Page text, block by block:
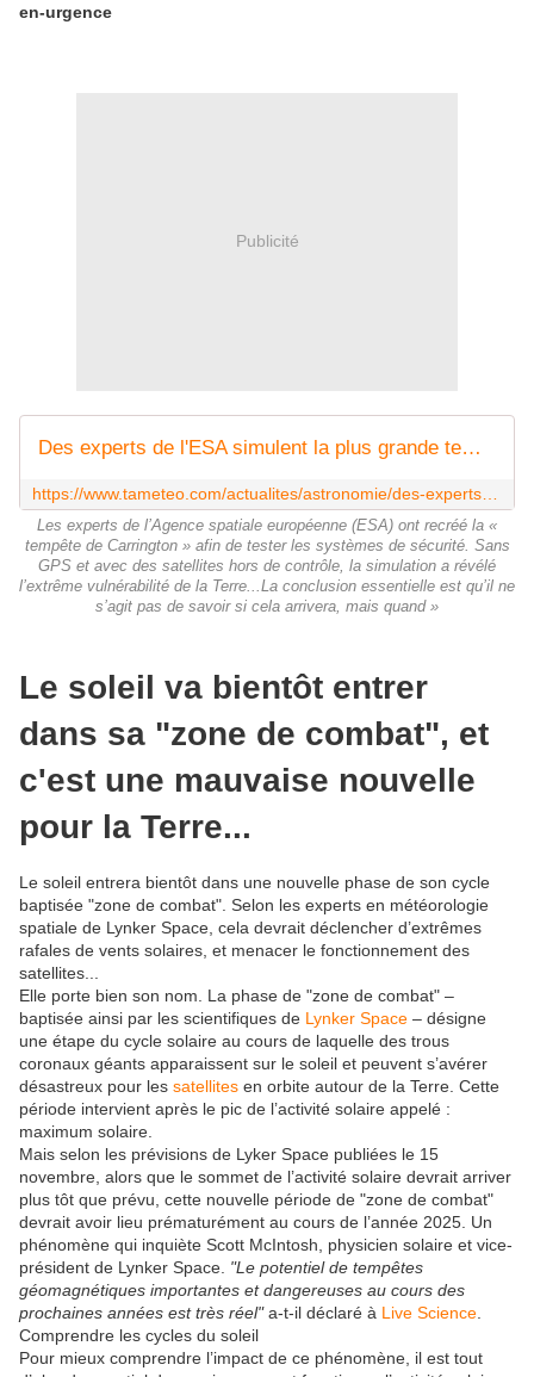
en-urgence
Publicité
Des experts de l'ESA simulent la plus grande tempête solaire jamais vue : la question n'est pas si, mais quand !
Les experts de l’Agence spatiale européenne (ESA) ont recréé la «
tempête de Carrington » afin de tester les systèmes de sécurité. Sans
GPS et avec des satellites hors de contrôle, la simulation a révélé
l’extrême vulnérabilité de la Terre...La conclusion essentielle est qu’il ne
s’agit pas de savoir si cela arrivera, mais quand »
Le soleil va bientôt entrer
dans sa "zone de combat", et
c'est une mauvaise nouvelle
pour la Terre...
Le soleil entrera bientôt dans une nouvelle phase de son cycle
baptisée "zone de combat". Selon les experts en météorologie
spatiale de Lynker Space, cela devrait déclencher d’extrêmes
rafales de vents solaires, et menacer le fonctionnement des
satellites...
Elle porte bien son nom. La phase de "zone de combat" –
baptisée ainsi par les scientifiques de Lynker Space – désigne
une étape du cycle solaire au cours de laquelle des trous
coronaux géants apparaissent sur le soleil et peuvent s’avérer
désastreux pour les satellites en orbite autour de la Terre. Cette
période intervient après le pic de l’activité solaire appelé :
maximum solaire.
Mais selon les prévisions de Lyker Space publiées le 15
novembre, alors que le sommet de l’activité solaire devrait arriver
plus tôt que prévu, cette nouvelle période de "zone de combat"
devrait avoir lieu prématurément au cours de l’année 2025. Un
phénomène qui inquiète Scott McIntosh, physicien solaire et vice-
président de Lynker Space. "Le potentiel de tempêtes
géomagnétiques importantes et dangereuses au cours des
prochaines années est très réel"a-t-il déclaré à Live Science.
Comprendre les cycles du soleil
Pour mieux comprendre l’impact de ce phénomène, il est tout